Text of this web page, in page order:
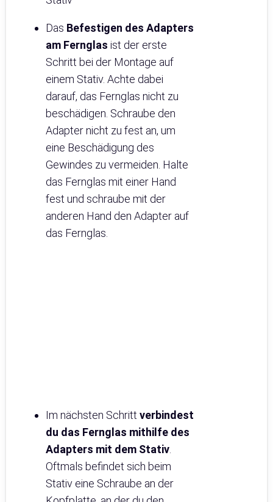
Das Befestigen des Adapters
am Fernglas ist der erste
Schritt bei der Montage auf
einem Stativ. Achte dabei
darauf, das Fernglas nicht zu
beschädigen. Schraube den
Adapter nicht zu fest an, um
eine Beschädigung des
Gewindes zu vermeiden. Halte
das Fernglas mit einer Hand
fest und schraube mit der
anderen Hand den Adapter auf
das Fernglas.
Im nächsten Schritt verbindest
du das Fernglas mithilfe des
Adapters mit dem Stativ
Oftmals befindet sich beim
Stativ eine Schraube an der